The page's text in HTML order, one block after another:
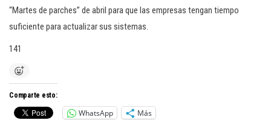
“Martes de parches” de abril para que las empresas tengan tiempo
suficiente para actualizar sus sistemas.
141
Comparte esto:
WhatsApp Más